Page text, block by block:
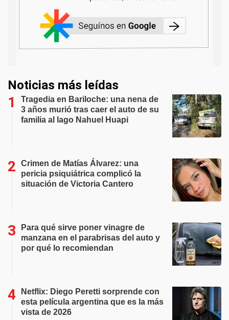
Noticias más leídas
Tragedia en Bariloche: una nena de
3 años murió tras caer el auto de su
familia al lago Nahuel Huapi
Crimen de Matías Álvarez: una
pericia psiquiátrica complicó la
situación de Victoria Cantero
Para qué sirve poner vinagre de
manzana en el parabrisas del auto y
por qué lo recomiendan
Netflix: Diego Peretti sorprende con
esta película argentina que es la más
vista de 2026